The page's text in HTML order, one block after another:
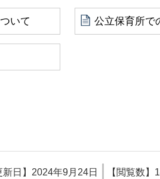
いて 公立保育所で
新日】 2024年9月24日 【閲覧数】